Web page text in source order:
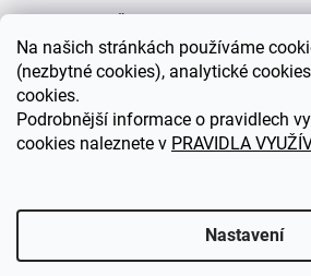
Na našich stránkách používáme
(nezbytné cookies), analytické
cookies.
Podrobnější informace o pravidlech
cookies naleznete v PRAVIDLA
Nastavení
Zákaznická podpora každý všední
hodin
eDEKOR.cz